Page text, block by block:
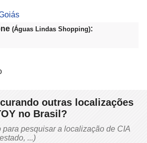
(Águas Lindas Shopping):
outras localizações
no Brasil?
para pesquisar a localização de CIA
...)